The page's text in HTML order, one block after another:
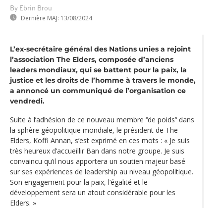
By Ebrin Brou
Dernière MAJ: 13/08/2024
L’ex-secrétaire général des Nations unies a rejoint
l’association The Elders, composée d’anciens
leaders mondiaux, qui se battent pour la paix, la
justice et les droits de l’homme à travers le monde,
a annoncé un communiqué de l’organisation ce
vendredi.
Suite à l’adhésion de ce nouveau membre ‘‘de poids’‘ dans
la sphère géopolitique mondiale, le président de The
Elders, Koffi Annan, s’est exprimé en ces mots : « Je suis
très heureux d’accueillir Ban dans notre groupe. Je suis
convaincu qu’il nous apportera un soutien majeur basé
sur ses expériences de leadership au niveau géopolitique.
Son engagement pour la paix, l‘égalité et le
développement sera un atout considérable pour les
Elders. »